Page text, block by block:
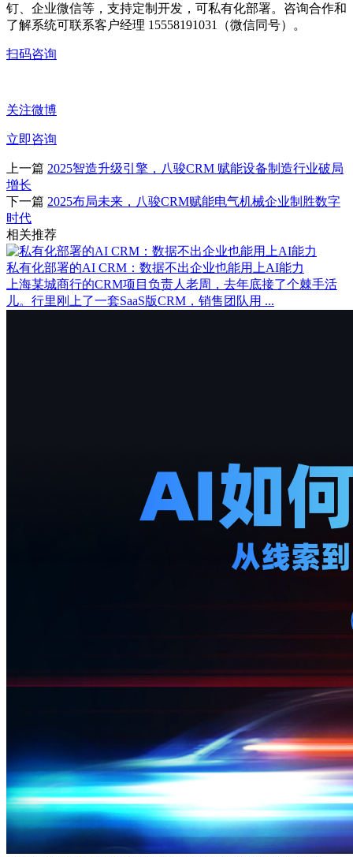
钉、企业微信等，支持定制开发，可私有化部署。咨询合作和
了解系统可联系客户经理 15558191031（微信同号）。
扫码咨询
关注微博
立即咨询
上一篇 2025智造升级引擎，八骏CRM 赋能设备制造行业破局
增长
下一篇 2025布局未来，八骏CRM赋能电气机械企业制胜数字
时代
相关推荐
私有化部署的AI CRM：数据不出企业也能用上AI能力
上海某城商行的CRM项目负责人老周，去年底接了个棘手活
儿。行里刚上了一套SaaS版CRM，销售团队用 ...